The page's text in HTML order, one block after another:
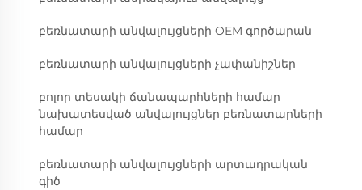
բեռնատարի անվալույցների OEM գործարան
բեռնատարի անվալույցների չափանիշներ
բոլոր տեսակի ճանապարհների համար
նախատեսված անվալույցներ բեռնատարների
համար
բեռնատարի անվալույցների արտադրական
գիծ